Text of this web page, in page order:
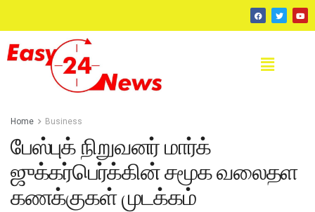
Home Business
பேஸ்புக் நிறுவனர் மார்க்
ஜுக்கர்பெர்க்கின் சமூக வலைதள
கணக்குகள் முடக்கம்